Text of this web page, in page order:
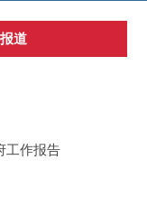
道
工作报告